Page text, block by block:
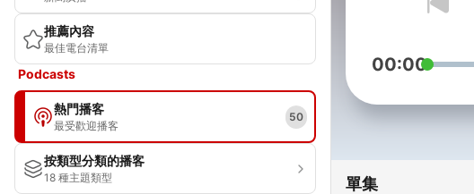
推薦內容
最佳電台清單
Podcasts
熱門播客
最受歡迎播客
50
按類型分類的播客
18 種主題類型
00:00
單集